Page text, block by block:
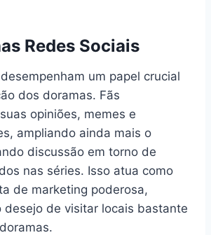
Redes Sociais
um papel crucial
dos doramas. Fãs
opiniões, memes e
ampliando ainda mais o
discussão em torno de
nas séries. Isso atua como
de marketing poderosa,
desejo de visitar locais bastante